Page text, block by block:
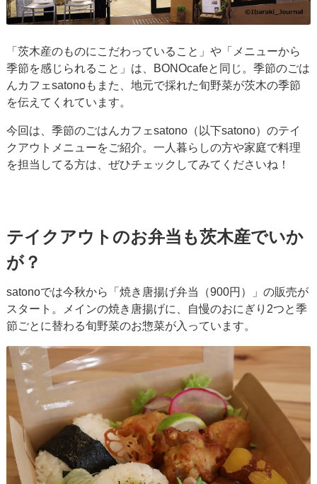
「茨木産のものにこだわっていること」や「メニューから
季節を感じられること」は、BONOcafeと同じ。季節のごは
んカフェsatonoもまた、地元で採れた旬野菜が茨木の季節
を伝えてくれています。
今回は、季節のごはんカフェsatono（以下satono）のテイ
クアウトメニューをご紹介。一人暮らしの方や家庭で料理
を担当してる方は、ぜひチェックしてみてくださいね！
テイクアウトのお弁当も茨木産でいか
が？
satonoでは今秋から「焼き唐揚げ弁当（900円）」の販売が
スタート。メインの焼き唐揚げに、自慢のおにぎり2つと季
節ごとに替わる旬野菜のお惣菜が入っています。